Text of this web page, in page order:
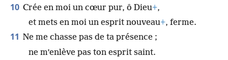
10 Crée en moi un cœur pur, ô Dieu+,
et mets en moi un esprit nouveau+, ferme.
11 Ne me chasse pas de ta présence ;
ne m’enlève pas ton esprit saint.